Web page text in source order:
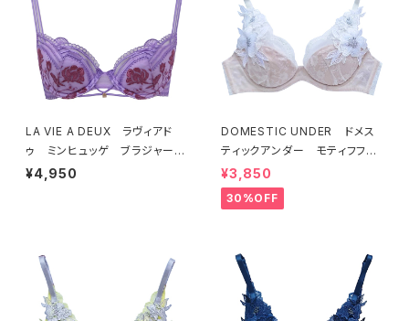
LA VIE A DEUX ラヴィアド
ゥ ミンヒュッゲ ブラジャー
（ライラック）BRA LILAC 2249
¥4,950
DOMESTIC UNDER ドメス
ティックアンダー モティフフル
ール ブラジャー（オフホワイ
ト）D2255
¥3,850
30%OFF